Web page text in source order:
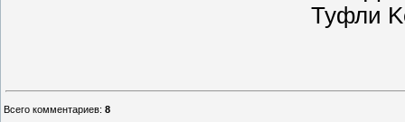
Туфли
Всего комментариев: 8